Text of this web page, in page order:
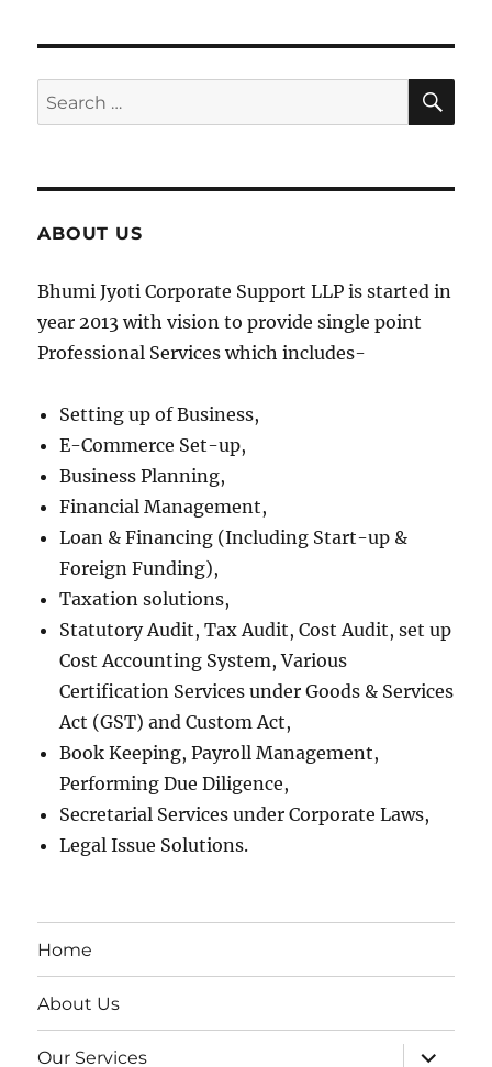
Search
for:
ABOUT US
Bhumi Jyoti Corporate Support LLP is started in
year 2013 with vision to provide single point
Professional Services which includes-
Setting up of Business,
E-Commerce Set-up,
Business Planning,
Financial Management,
Loan & Financing (Including Start-up &
Foreign Funding),
Taxation solutions,
Statutory Audit, Tax Audit, Cost Audit, set up
Cost Accounting System, Various
Certification Services under Goods & Services
Act (GST) and Custom Act,
Book Keeping, Payroll Management,
Performing Due Diligence,
Secretarial Services under Corporate Laws,
Legal Issue Solutions.
Home
About Us
Our Services
expand